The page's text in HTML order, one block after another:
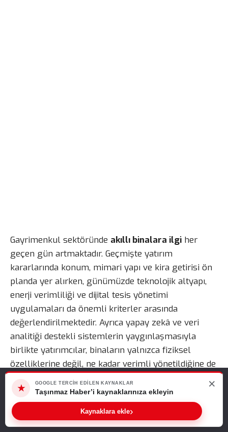
Gayrimenkul sektöründe akıllı binalara ilgi her
geçen gün artmaktadır. Geçmişte yatırım
kararlarında konum, mimari yapı ve kira getirisi ön
planda yer alırken, günümüzde teknolojik altyapı,
enerji verimliliği ve dijital tesis yönetimi
uygulamaları da önemli kriterler arasında
değerlendirilmektedir. Ayrıca yapay zekâ ve veri
analitiği destekli sistemlerin yaygınlaşmasıyla
birlikte yatırımcılar, binaların yalnızca fiziksel
özelliklerine değil, ne kadar verimli yönetildiğine de
odaklanmaktadır.
Akıllı Binalara İlgi Neden Artıyor?
Web sitemizde size en iyi deneyimi sunabilmemiz için çerezleri
kullanıyoruz. Bu siteyi kullanmaya devam ederseniz, bunu kabul
ettiğinizi varsayarız.
Tamam
★
GOOGLE TERCIH EDILEN KAYNAKLAR
Taşınmaz Haber’i kaynaklarınıza ekleyin
Kaynaklara ekle›
×